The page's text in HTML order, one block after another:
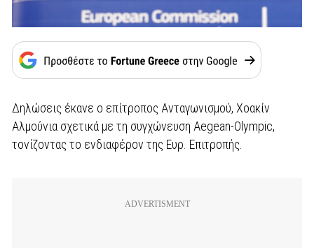
Δηλώσεις έκανε ο επίτροπος Ανταγωνισμού, Χοακίν
Αλμούνια σχετικά με τη συγχώνευση Aegean-Olympic,
τονίζοντας το ενδιαφέρον της Ευρ. Επιτροπής.